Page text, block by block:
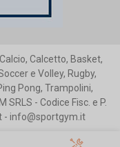
Calcetto, Basket,
e Volley, Rugby,
Pong, Trampolini,
- Codice Fisc. e P.
- info@sportgym.it